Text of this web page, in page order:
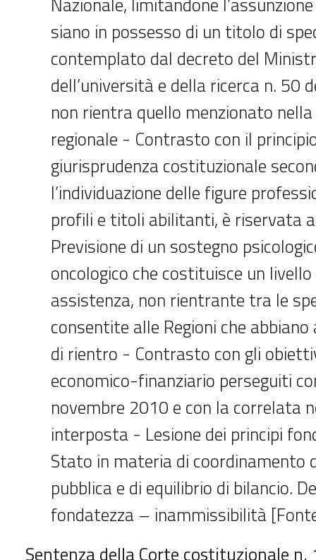
siano in possesso di un titolo di
contemplato dal decreto del
dell’università e della ricerca n. 50
non rientra quello menzionato
regionale - Contrasto con il
giurisprudenza costituzionale
l’individuazione delle figure
profili e titoli abilitanti, è riservata
Previsione di un sostegno
oncologico che costituisce un
assistenza, non rientrante tra le
consentite alle Regioni che
di rientro - Contrasto con gli
economico-finanziario perseguiti
novembre 2010 e con la correlata
interposta - Lesione dei principi
Stato in materia di coordinamento
pubblica e di equilibrio di bilancio.
fondatezza – inammissibilità
Sentenza della Corte costituzionale